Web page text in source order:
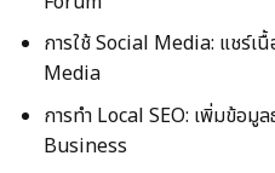
การใช้ Social Media: แชร์
Media
การทำ Local SEO: เพิ่มข้อ
Business